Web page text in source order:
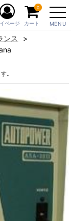
MENU
ページ カート
0
ンス
。